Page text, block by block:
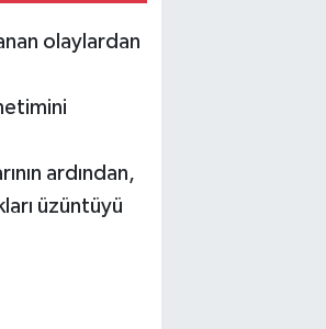
olaylardan
ardından,
üzüntüyü